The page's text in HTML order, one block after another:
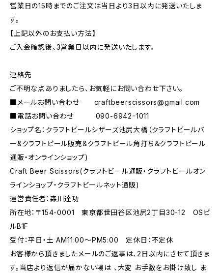
営業日の15時までのご注文は当日より3日以内に発送いたしま
す。
【上記以外のお支払い方法】
ご入金確認後、3営業日以内に発送いたします。
連絡先
ご不明な点ありましたら、お気軽にお問い合わせ下さい。
■メールお問い合わせ craftbeerscissors@gmail.com
■電話お問い合わせ 090-6942ｰ1011
ショップ名：クラフトビールシザーズ池尻大橋（クラフトビールバ
ー&クラフトビール販売&クラフトビール角打ち＆クラフトビール
通販・オンラインショップ)
Craft Beer Scissors(クラフトビール通販・クラフトビールオン
ラインショップ・クラフトビールネット通販)
運営責任者：森川達功
所在地：〒154-0001 東京都世田谷区池尻2丁目30-12 OSビ
ルB1F
受付：平日・土 AM11:00～PM5:00 定休日：不定休
お客様から頂きましたメールのご返事は、2日以内にさせて頂きま
す。当店より返信が届かない場は 、大変 お手数をお掛け致し ま